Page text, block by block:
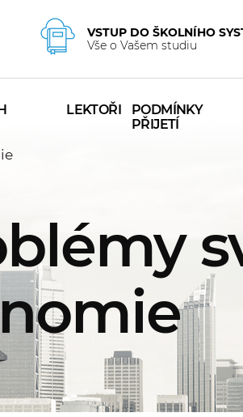
VSTUP DO ŠKOLNÍHO
Vše o Vašem studiu
LEKTOŘI
PODMÍNKY
PŘIJETÍ